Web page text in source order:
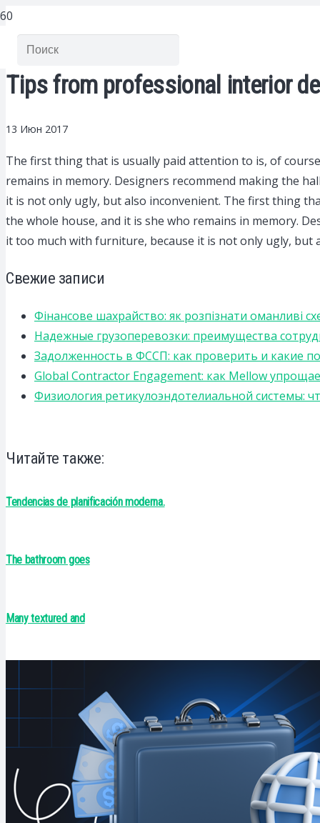
Tips from professional interior
13 Июн 2017
The first thing that is usually paid attention to is, of
remains in memory. Designers recommend making the
it is not only ugly, but also inconvenient. The first thing
the whole house, and it is she who remains in memory.
it too much with furniture, because it is not only ugly, but
Свежие записи
Фінансове шахрайство: як розпізнати оманливі
Надежные грузоперевозки: преимущества
Задолженность в ФССП: как проверить и какие
Global Contractor Engagement: как Mellow
Физиология ретикулоэндотелиальной системы:
Читайте также:
Tendencias de planificación moderna.
The bathroom goes
Many textured and